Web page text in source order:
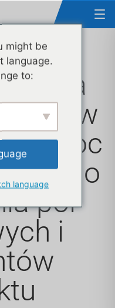
w
moc
pól
i
might be
language.
to:
language